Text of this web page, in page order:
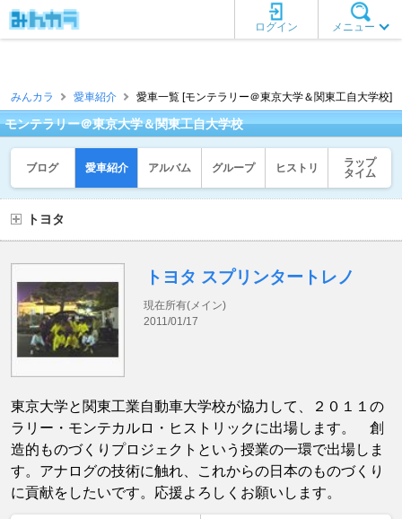
メニュー
ログイン
みんカラ 愛車紹介 愛車一覧 [モンテラリー＠東京大学＆関東工自大学校]
モンテラリー＠東京大学＆関東工自大学校
ブログ 愛車紹介 アルバム グループ ヒストリ
ラップ
タイム
トヨタ
トヨタ スプリンタートレノ
現在所有(メイン)
2011/01/17
東京大学と関東工業自動車大学校が協力して、２０１１の
ラリー・モンテカルロ・ヒストリックに出場します。 創
造的ものづくりプロジェクトという授業の一環で出場しま
す。アナログの技術に触れ、これからの日本のものづくり
に貢献をしたいです。応援よろしくお願いします。